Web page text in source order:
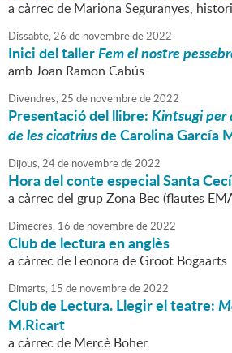
a càrrec de Mariona Seguranyes,
Dissabte,26 de novembrede2022
Inici del tallerFem el nostre
amb Joan Ramon Cabús
Divendres,25 de novembrede2022
Presentació del llibre:Kintsugi per
de les cicatriusde Carolina García
Dijous,24de novembrede2022
Hora del conte especial Santa
a càrrec del grup Zona Bec (flautes
Dimecres, 16 de novembrede2022
Club de lectura en anglès
a càrrec de Leonora de Groot Bogaarts
Dimarts, 15 de novembrede2022
Club de Lectura. Llegir el teatre:
M.Ricart
a càrrec de Mercè Boher